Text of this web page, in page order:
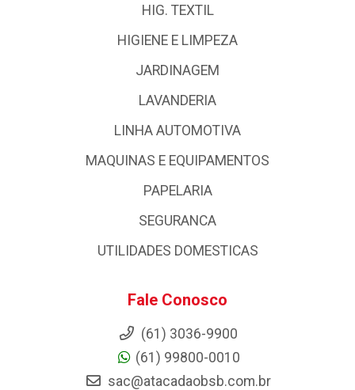
HIG. TEXTIL
HIGIENE E LIMPEZA
JARDINAGEM
LAVANDERIA
LINHA AUTOMOTIVA
MAQUINAS E EQUIPAMENTOS
PAPELARIA
SEGURANCA
UTILIDADES DOMESTICAS
Fale Conosco
(61) 3036-9900
(61) 99800-0010
sac@atacadaobsb.com.br